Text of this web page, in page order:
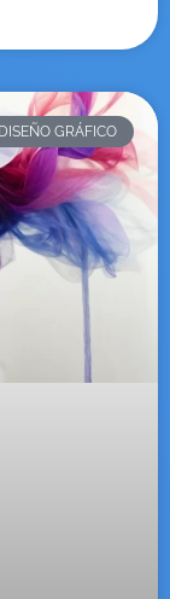
DISEÑO GRÁFICO